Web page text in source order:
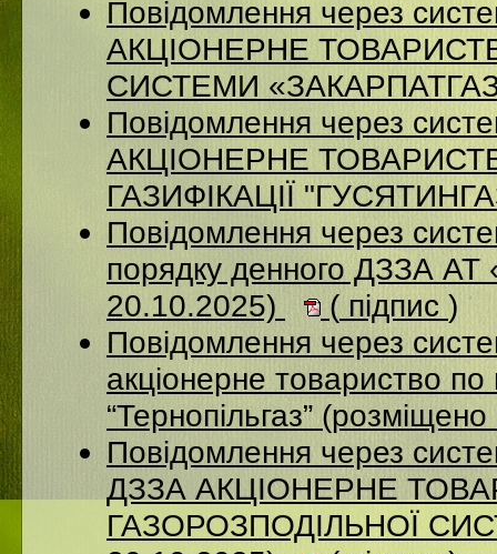
Повідомлення через
АКЦІОНЕРНЕ
СИСТЕМИ
Повідомлення через
АКЦІОНЕРНЕ
ГАЗИФІКАЦІЇ
Повідомлення через
порядку денного ДЗЗА АТ
20.10.2025)
( підпис )
Повідомлення через
акціонерне товариство по
“Тернопільгаз”
Повідомлення через
ДЗЗА АКЦІОНЕРНЕ
ГАЗОРОЗПОДІЛЬНОЇ